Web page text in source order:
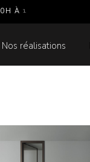
0 H À 1
Nos réalisations